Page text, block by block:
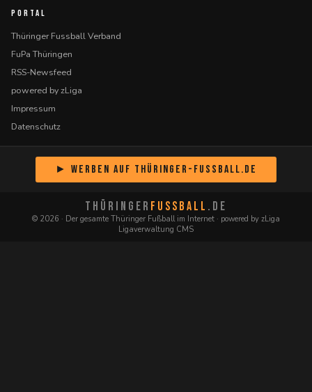
PORTAL
Thüringer Fussball Verband
FuPa Thüringen
RSS-Newsfeed
powered by zLiga
Impressum
Datenschutz
► Werben auf Thüringer-Fussball.de
THÜRINGER FUSSBALL .DE
© 2026 · Der gesamte Thüringer Fußball im Internet · powered by zLiga
Ligaverwaltung CMS